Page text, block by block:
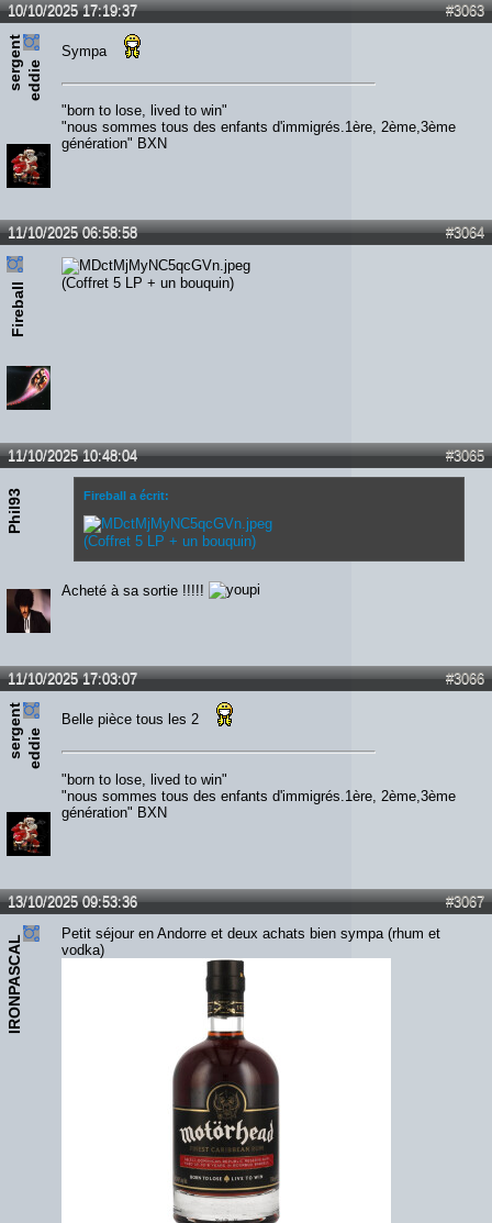
#3063
10/10/2025 17:19:37
s
e
rg
e
n
t
e
d
d
ie
Sympa
"born to lose, lived to win"
"nous sommes tous des enfants d'immigrés.1ère, 2ème,3ème
génération" BXN
#3064
11/10/2025 06:58:58
Fireball (Coffret 5 LP + un bouquin)
#3065
11/10/2025 10:48:04
Phil93 Fireball a écrit:
(Coffret 5 LP + un bouquin)
Acheté à sa sortie !!!!!
#3066
11/10/2025 17:03:07
s
e
rg
e
n
t
e
d
d
ie
Belle pièce tous les 2
"born to lose, lived to win"
"nous sommes tous des enfants d'immigrés.1ère, 2ème,3ème
génération" BXN
#3067
13/10/2025 09:53:36
IRONPASCAL
Petit séjour en Andorre et deux achats bien sympa (rhum et
vodka)